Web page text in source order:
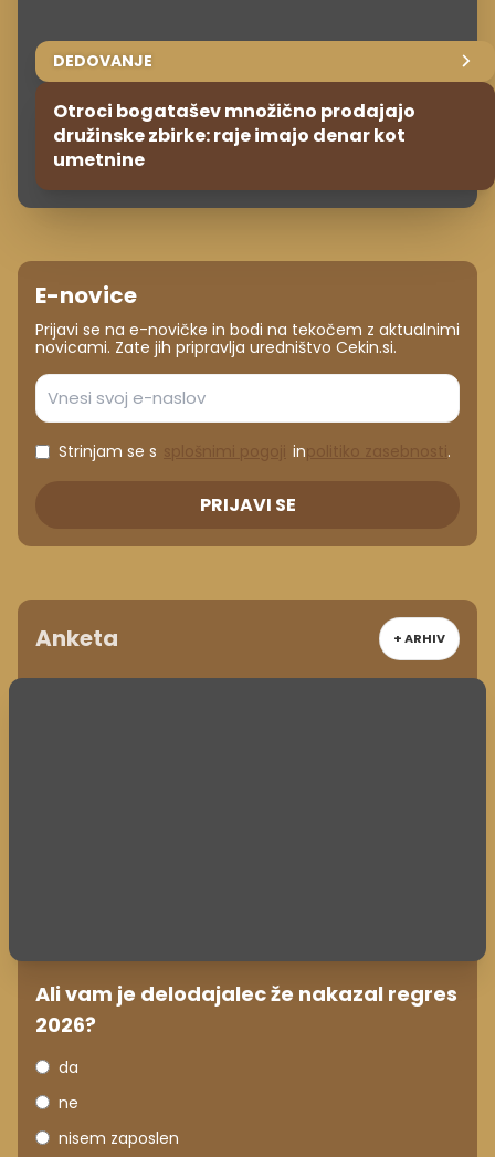
DEDOVANJE
Otroci bogatašev množično prodajajo
družinske zbirke: raje imajo denar kot
umetnine
E-novice
Prijavi se na e-novičke in bodi na tekočem z aktualnimi
novicami. Zate jih pripravlja uredništvo Cekin.si.
Strinjam se s in .
PRIJAVI SE
Anketa + ARHIV
Ali vam je delodajalec že nakazal regres
2026?
da
ne
nisem zaposlen